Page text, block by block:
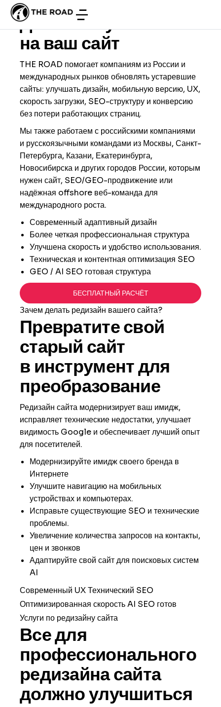
Редизайн сайта
Дайте новую жизнь
на ваш сайт
THE ROAD помогает компаниям из России и
международных рынков обновлять устаревшие
сайты: улучшать дизайн, мобильную версию, UX,
скорость загрузки, SEO-структуру и конверсию
без потери работающих страниц.
Мы также работаем с российскими компаниями
и русскоязычными командами из Москвы, Санкт-
Петербурга, Казани, Екатеринбурга,
Новосибирска и других городов России, которым
нужен сайт, SEO/GEO-продвижение или
надёжная offshore веб-команда для
международного роста.
Современный адаптивный дизайн
Более четкая профессиональная структура
Улучшена скорость и удобство использования.
Техническая и контентная оптимизация SEO
GEO / AI SEO готовая структура
БЕСПЛАТНЫЙ РАСЧЁТ
Зачем делать редизайн вашего сайта?
Превратите свой
старый сайт
в инструмент для
преобразование
Редизайн сайта модернизирует ваш имидж,
исправляет технические недостатки, улучшает
видимость Google и обеспечивает лучший опыт
для посетителей.
Модернизируйте имидж своего бренда в
Интернете
Улучшите навигацию на мобильных
устройствах и компьютерах.
Исправьте существующие SEO и технические
проблемы.
Увеличение количества запросов на контакты,
цен и звонков
Адаптируйте свой сайт для поисковых систем
AI
Современный UXТехнический SEO
Оптимизированная скоростьAI SEO готов
Услуги по редизайну сайта
Все для
профессионального
редизайна сайта
должно улучшиться